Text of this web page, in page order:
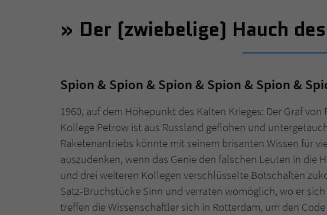
Der (zwiebelige) Hauch
Spion & Spion & Spion & Spion & Spion &
1960, auf dem Höhepunkt des Kalten Krieges: Der Graf
Kollege Petrow ist aus Russland geflohen und
Raketenantriebs könnte mit seinem brisanten Wissen für
auszudenken, wenn das Genie den falschen Leuten in die
und drei weiteren Kollegen verschlüsselte Botschaften
Satz-Bruchstücke Sinn und verraten womöglich, wo er
treffen die Wissenschaftler sich in Rotterdam, um den
Name
Anbieter
Laufzeit
Zweck
Name
Anbieter
Laufzeit